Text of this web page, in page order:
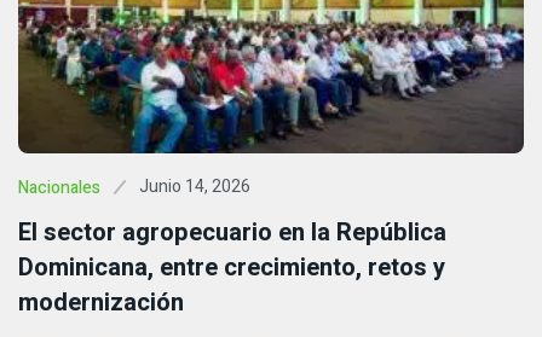
Nacionales Junio 14, 2026
El sector agropecuario en la República
Dominicana, entre crecimiento, retos y
modernización